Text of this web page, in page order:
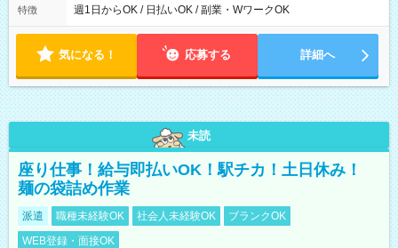
特徴 週1日からOK / 日払いOK / 副業・WワークOK
気になる！ 応募する 詳細へ
未読
座り仕事！給与即払いOK！駅チカ！土日休み！
麺の袋詰め作業
派遣 職種未経験OK 社会人未経験OK
ブランクOK
WEB登録・面接OK